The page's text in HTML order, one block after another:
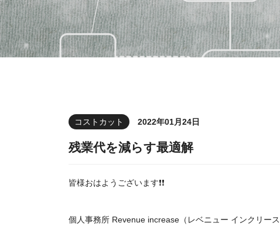
コストカット 2022年01月24日
残業代を減らす最適解
皆様おはようございます❗❗
個人事務所 Revenue increase（レベニュー インクリー